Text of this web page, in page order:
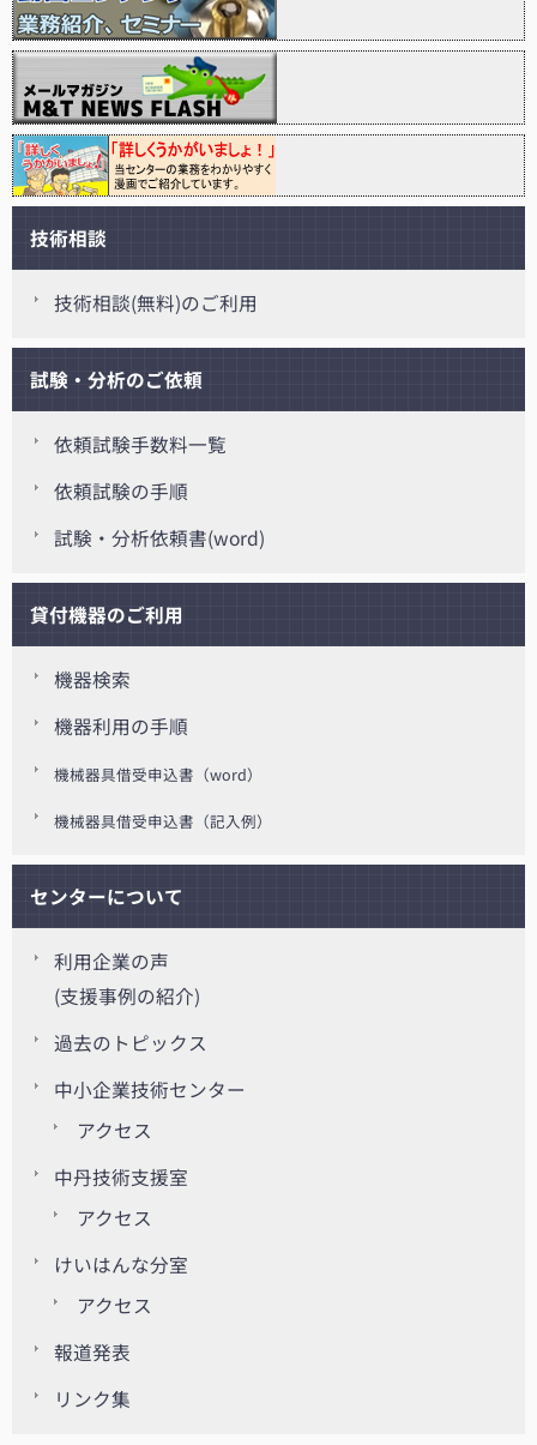
技術相談
技術相談(無料)のご利用
試験・分析のご依頼
依頼試験手数料一覧
依頼試験の手順
試験・分析依頼書(word)
貸付機器のご利用
機器検索
機器利用の手順
機械器具借受申込書（word）
機械器具借受申込書（記入例）
センターについて
利用企業の声
(支援事例の紹介)
過去のトピックス
中小企業技術センター
アクセス
中丹技術支援室
アクセス
けいはんな分室
アクセス
報道発表
リンク集